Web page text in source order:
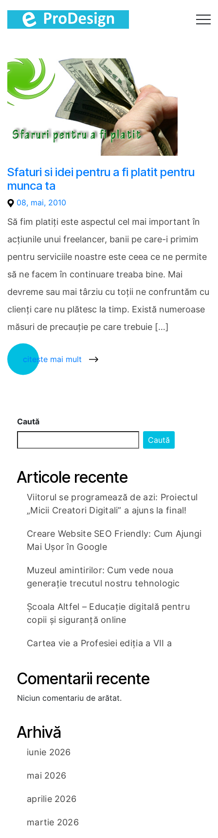
Sfaturi si idei pentru a fi platit pentru
munca ta
08, mai, 2010
Să fim platiţi este aspectul cel mai important în
acţiunile unui freelancer, banii pe care-i primim
pentru serviciile noastre este ceea ce ne permite
să ne facem în continuare treaba bine. Mai
devreme sau mai târziu cu toţii ne confruntăm cu
clienţi care nu plătesc la timp. Există numeroase
măsuri de precauţie pe care trebuie […]
citește mai mult
Caută
Caută
Articole recente
Viitorul se programează de azi: Proiectul
„Micii Creatori Digitali” a ajuns la final!
Creare Website SEO Friendly: Cum Ajungi
Mai Ușor în Google
Muzeul amintirilor: Cum vede noua
generație trecutul nostru tehnologic
Școala Altfel – Educație digitală pentru
copii și siguranță online
Cartea vie a Profesiei ediția a VII a
Comentarii recente
Niciun comentariu de arătat.
Arhivă
iunie 2026
mai 2026
aprilie 2026
martie 2026